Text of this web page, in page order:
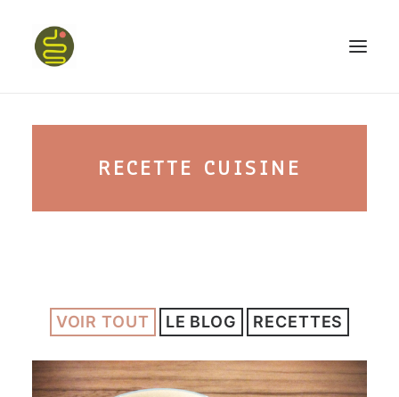
PROGRAMME HAPPY BELLY
podcast kinoa
RECETTE CUISINE
VOIR TOUT LE BLOG RECETTES